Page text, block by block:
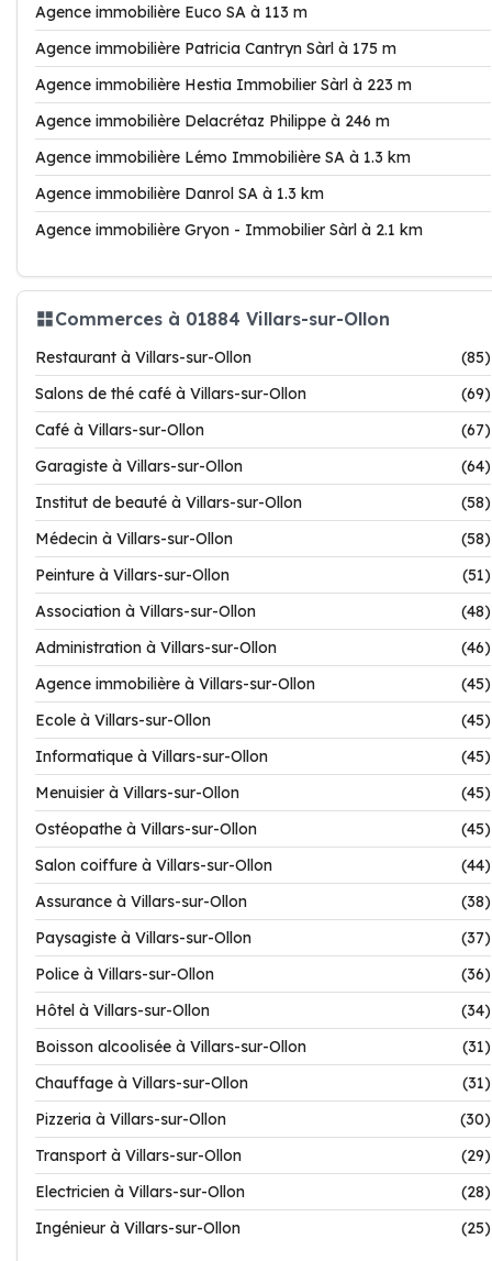
Agence immobilière Euco SA à 113 m
Agence immobilière Patricia Cantryn Sàrl à 175 m
Agence immobilière Hestia Immobilier Sàrl à 223 m
Agence immobilière Delacrétaz Philippe à 246 m
Agence immobilière Lémo Immobilière SA à 1.3 km
Agence immobilière Danrol SA à 1.3 km
Agence immobilière Gryon - Immobilier Sàrl à 2.1 km
Commerces à 01884 Villars-sur-Ollon
Restaurant à Villars-sur-Ollon
(85)
Salons de thé café à Villars-sur-Ollon
(69)
Café à Villars-sur-Ollon
(67)
Garagiste à Villars-sur-Ollon
(64)
Institut de beauté à Villars-sur-Ollon
(58)
Médecin à Villars-sur-Ollon
(58)
Peinture à Villars-sur-Ollon
(51)
Association à Villars-sur-Ollon
(48)
Administration à Villars-sur-Ollon
(46)
Agence immobilière à Villars-sur-Ollon
(45)
Ecole à Villars-sur-Ollon
(45)
Informatique à Villars-sur-Ollon
(45)
Menuisier à Villars-sur-Ollon
(45)
Ostéopathe à Villars-sur-Ollon
(45)
Salon coiffure à Villars-sur-Ollon
(44)
Assurance à Villars-sur-Ollon
(38)
Paysagiste à Villars-sur-Ollon
(37)
Police à Villars-sur-Ollon
(36)
Hôtel à Villars-sur-Ollon
(34)
Boisson alcoolisée à Villars-sur-Ollon
(31)
Chauffage à Villars-sur-Ollon
(31)
Pizzeria à Villars-sur-Ollon
(30)
Transport à Villars-sur-Ollon
(29)
Electricien à Villars-sur-Ollon
(28)
Ingénieur à Villars-sur-Ollon
(25)